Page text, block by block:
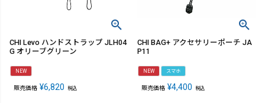
CHI Levo ハンドストラップ JLH04
G オリーブグリーン
NEW
販売価格 ¥6,820 税込
CHI BAG+ アクセサリーポーチ JA
P11
NEW スマホ
販売価格 ¥4,400 税込